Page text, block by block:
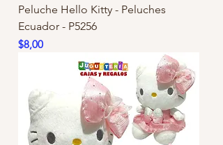
Peluche Hello Kitty - Peluches
Ecuador - P5256
Precio
$8,00